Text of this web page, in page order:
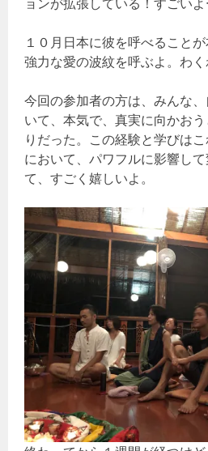
１０月日本に彼を呼べること
強力な愛の波紋を呼ぶよ。わく
今回の参加者の方は、みんな
いて、本気で、真実に向かお
りだった。この経験と学びは
において、パワフルに影響し
て、すごく嬉しいよ。